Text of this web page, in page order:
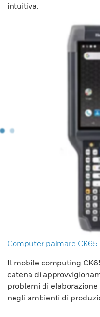
intuitiva.
Computer palmare CK65
Il mobile computing
catena di
problemi di
negli ambienti di